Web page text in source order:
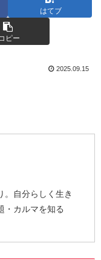
はてブ
ピー
2025.09.15
。自分らしく生き
・カルマを知る